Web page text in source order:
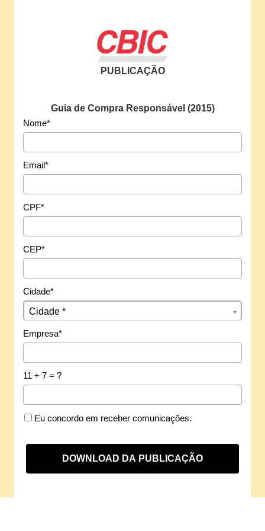
PUBLICAÇÃO
Guia de Compra Responsável (2015)
Nome*
Email*
CPF*
CEP*
Cidade*
Cidade *
Cidade*
Empresa*
11 + 7 = ?
Eu concordo em receber comunicações.
DOWNLOAD DA PUBLICAÇÃO